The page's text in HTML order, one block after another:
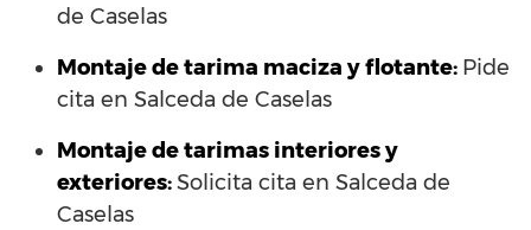
de Caselas
Montaje de tarima maciza y flotante: Pide
cita en Salceda de Caselas
Montaje de tarimas interiores y
exteriores:Solicita cita en Salceda de
Caselas